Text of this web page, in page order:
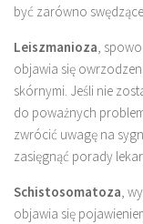
być zarówno
Leiszmanioza,
objawia się
skórnymi. Jeśli nie
do poważnych
zwrócić uwagę na
zasięgnąć porady
Schistosomatoza,
objawia się